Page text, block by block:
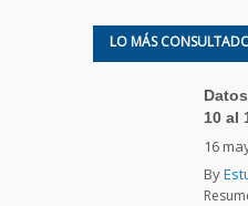
LO MÁS
10 al
16
By